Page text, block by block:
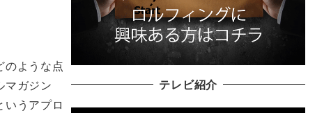
のような点
マガジン
うアプロ
テレビ紹介